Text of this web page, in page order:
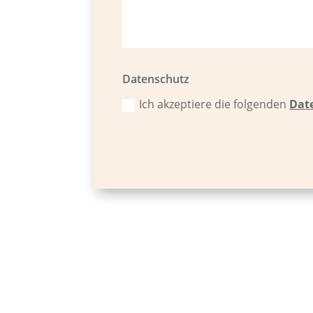
Datenschutz
Ich akzeptiere die folgenden